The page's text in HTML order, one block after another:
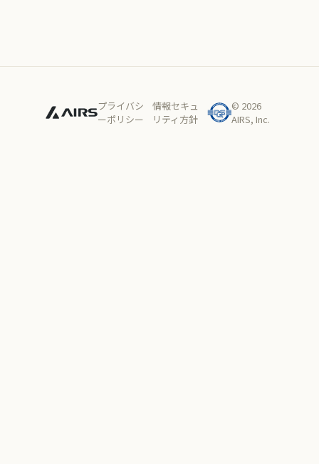
プライバシ
ーポリシー
情報セキュ
リティ方針
© 2026
AIRS, Inc.